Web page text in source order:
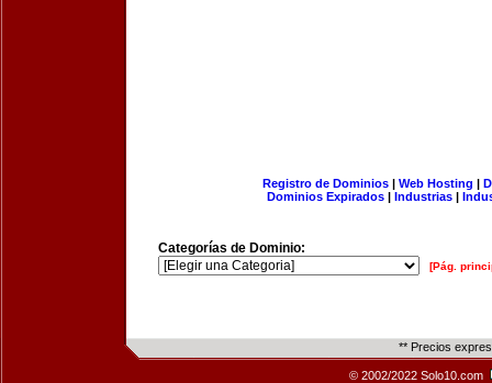
Registro de Dominios| Web Hosting |
Dominios Expirados | Industrias |
Categorías de Dominio:
[Pág.
** Precios
© 2002/2022 Solo10.com